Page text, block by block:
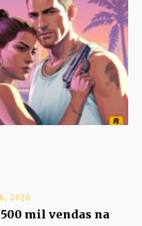
2026
mil vendas na